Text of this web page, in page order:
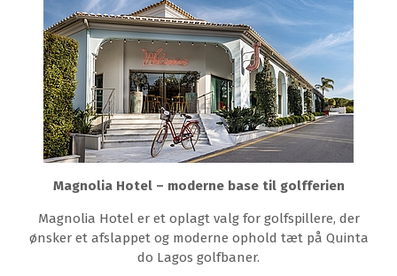
Magnolia Hotel – moderne base til golfferien
Magnolia Hotel er et oplagt valg for golfspillere, der
ønsker et afslappet og moderne ophold tæt på Quinta
do Lagos golfbaner.